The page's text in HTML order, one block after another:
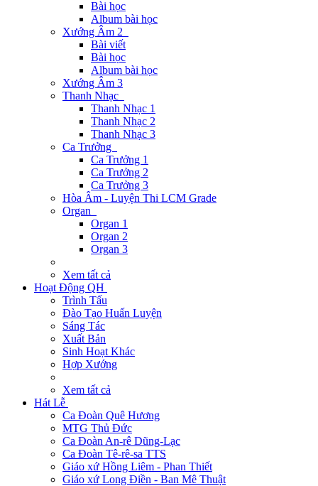
Bài học
Album bài học
Xướng Âm 2
Bài viết
Bài học
Album bài học
Xướng Âm 3
Thanh Nhạc
Thanh Nhạc 1
Thanh Nhạc 2
Thanh Nhạc 3
Ca Trưởng
Ca Trưởng 1
Ca Trưởng 2
Ca Trưởng 3
Hòa Âm - Luyện Thi LCM Grade
Organ
Organ 1
Organ 2
Organ 3
Xem tất cả
Hoạt Động QH
Trình Tấu
Đào Tạo Huấn Luyện
Sáng Tác
Xuất Bản
Sinh Hoạt Khác
Hợp Xướng
Xem tất cả
Hát Lễ
Ca Đoàn Quê Hương
MTG Thủ Đức
Ca Đoàn An-rê Dũng-Lạc
Ca Đoàn Tê-rê-sa TTS
Giáo xứ Hồng Liêm - Phan Thiết
Giáo xứ Long Điền - Ban Mê Thuật